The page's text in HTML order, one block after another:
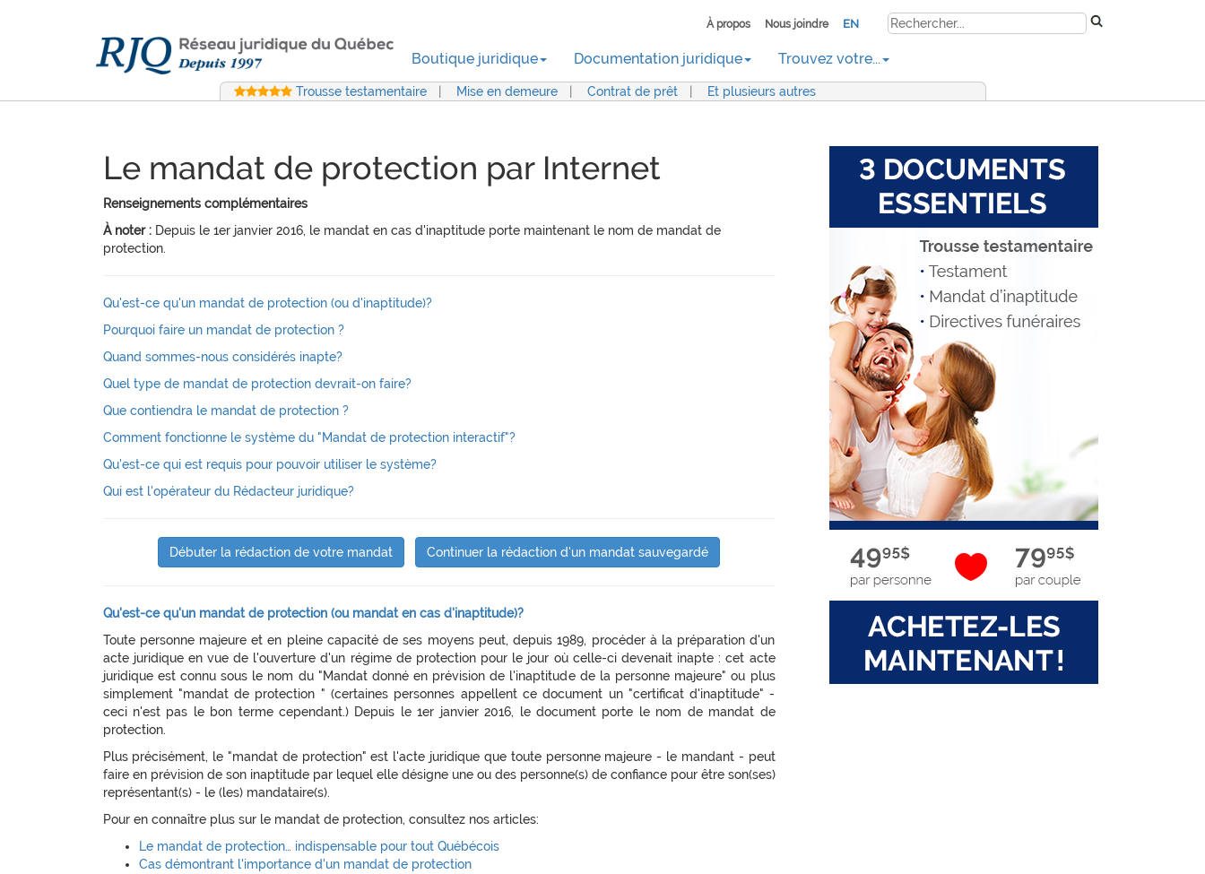
À propos Nous joindre EN
Boutique juridique Documentation juridique Trouvez votre...
Trousse testamentaire Mise en demeure Contrat de prêt Et plusieurs autres
Le mandat de protection par Internet
Renseignements complémentaires
À noter :Depuis le 1er janvier 2016, le mandat en cas d'inaptitude porte maintenant le nom de mandat de
protection.
Qu'est-ce qu'un mandat de protection (ou d'inaptitude)?
Pourquoi faire un mandat de protection ?
Quand sommes-nous considérés inapte?
Quel type de mandat de protection devrait-on faire?
Que contiendra le mandat de protection ?
Comment fonctionne le système du "Mandat de protection interactif"?
Qu'est-ce qui est requis pour pouvoir utiliser le système?
Qui est l'opérateur du Rédacteur juridique?
Débuter la rédaction de votre mandat Continuer la rédaction d'un mandat sauvegardé
Qu'est-ce qu'un mandat de protection (ou mandat en cas d'inaptitude)?
Toute personne majeure et en pleine capacité de ses moyens peut, depuis 1989, procéder à la préparation d'un
acte juridique en vue de l'ouverture d'un régime de protection pour le jour où celle-ci devenait inapte : cet acte
juridique est connu sous le nom du "Mandat donné en prévision de l'inaptitude de la personne majeure" ou plus
simplement "mandat de protection " (certaines personnes appellent ce document un "certificat d'inaptitude" -
ceci n'est pas le bon terme cependant.) Depuis le 1er janvier 2016, le document porte le nom de mandat de
protection.
Plus précisément, le "mandat de protection" est l'acte juridique que toute personne majeure - le mandant - peut
faire en prévision de son inaptitude par lequel elle désigne une ou des personne(s) de confiance pour être son(ses)
représentant(s) - le (les) mandataire(s).
Pour en connaître plus sur le mandat de protection, consultez nos articles:
Le mandat de protection… indispensable pour tout Québécois
Cas démontrant l'importance d'un mandat de protection